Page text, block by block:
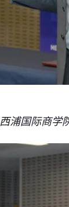
西浦国际商学